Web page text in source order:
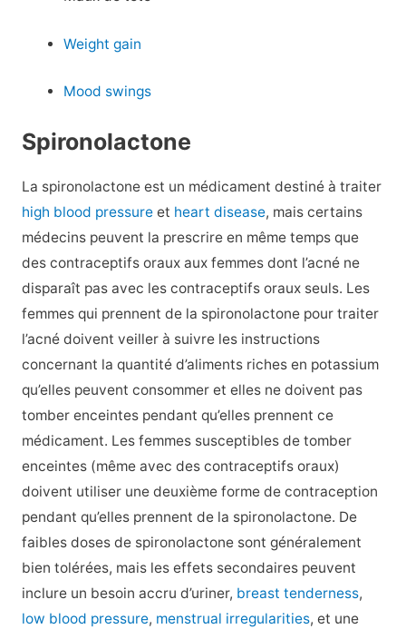
Weight gain
Mood swings
Spironolactone
La spironolactone est un médicament destiné à traiter
high blood pressureet heart disease, mais certains
médecins peuvent la prescrire en même temps que
des contraceptifs oraux aux femmes dont l’acné ne
disparaît pas avec les contraceptifs oraux seuls. Les
femmes qui prennent de la spironolactone pour traiter
l’acné doivent veiller à suivre les instructions
concernant la quantité d’aliments riches en potassium
qu’elles peuvent consommer et elles ne doivent pas
tomber enceintes pendant qu’elles prennent ce
médicament. Les femmes susceptibles de tomber
enceintes (même avec des contraceptifs oraux)
doivent utiliser une deuxième forme de contraception
pendant qu’elles prennent de la spironolactone. De
faibles doses de spironolactone sont généralement
bien tolérées, mais les effets secondaires peuvent
inclure un besoin accru d’uriner, breast tenderness,
low blood pressure, menstrual irregularities, et une